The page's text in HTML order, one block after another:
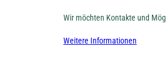
Wir möchten Kontakte und
Weitere Informationen